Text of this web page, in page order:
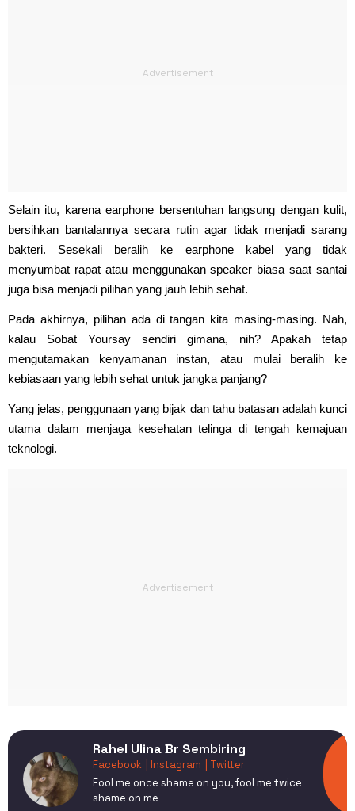
Selain itu, karena earphone bersentuhan langsung dengan kulit,
bersihkan bantalannya secara rutin agar tidak menjadi sarang
bakteri. Sesekali beralih ke earphone kabel yang tidak
menyumbat rapat atau menggunakan speaker biasa saat santai
juga bisa menjadi pilihan yang jauh lebih sehat.
Pada akhirnya, pilihan ada di tangan kita masing-masing. Nah,
kalau Sobat Yoursay sendiri gimana, nih? Apakah tetap
mengutamakan kenyamanan instan, atau mulai beralih ke
kebiasaan yang lebih sehat untuk jangka panjang?
Yang jelas, penggunaan yang bijak dan tahu batasan adalah kunci
utama dalam menjaga kesehatan telinga di tengah kemajuan
teknologi.
Rahel Ulina Br Sembiring
Facebook | Instagram
| Twitter
Fool me once shame on you, fool me twice
shame on me